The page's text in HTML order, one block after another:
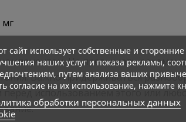
Не превышать
Важно придерживаться
использованием этого или
сайт использует собственные и
наших услуг и показа рекламы,
путем анализа ваших
согласие на их использование, нажмите
обработки персональных данных